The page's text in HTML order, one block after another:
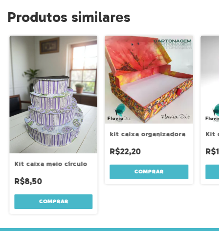
Produtos similares
Kit caixa meio círculo
R$8,50
COMPRAR
kit caixa organizadora
R$22,20
Kit